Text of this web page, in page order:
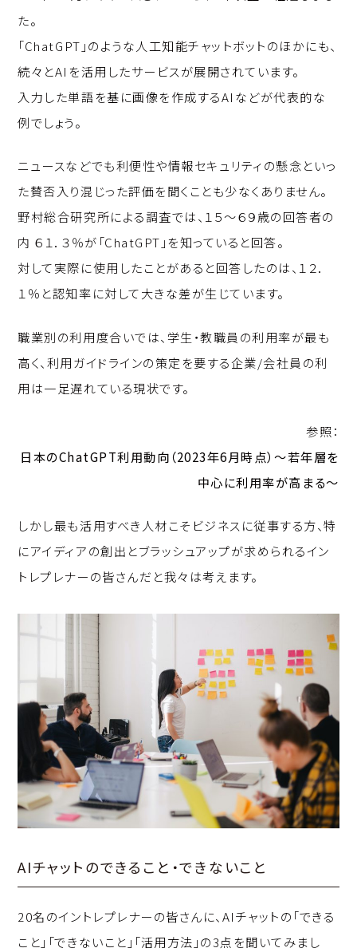
た。
「ChatGPT」のような人工知能チャットボットのほかにも、
続々とAIを活用したサービスが展開されています。
入力した単語を基に画像を作成するAIなどが代表的な
例でしょう。
ニュースなどでも利便性や情報セキュリティの懸念といっ
た賛否入り混じった評価を聞くことも少なくありません。
野村総合研究所による調査では、１５～６９歳の回答者の
内 ６１．３％が「ChatGPT」を知っていると回答。
対して実際に使用したことがあると回答したのは、１２．
１％と認知率に対して大きな差が生じています。
職業別の利用度合いでは、学生・教職員の利用率が最も
高く、利用ガイドラインの策定を要する企業/会社員の利
用は一足遅れている現状です。
参照：
日本のChatGPT利用動向（2023年6月時点）～若年層を
中心に利用率が高まる～
しかし最も活用すべき人材こそビジネスに従事する方、特
にアイディアの創出とブラッシュアップが求められるイン
トレプレナーの皆さんだと我々は考えます。
AIチャットのできること・できないこと
20名のイントレプレナーの皆さんに、AIチャットの「できる
こと」「できないこと」「活用方法」の3点を聞いてみまし